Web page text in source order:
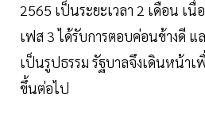
2565 เป็นระยะเวลา 2 เดือน เนื่
เฟส 3 ได้รับการตอบค่อนข้างดี
เป็นรูปธรรม รัฐบาลจึงเดินหน้าเ
ขึ้นต่อไป